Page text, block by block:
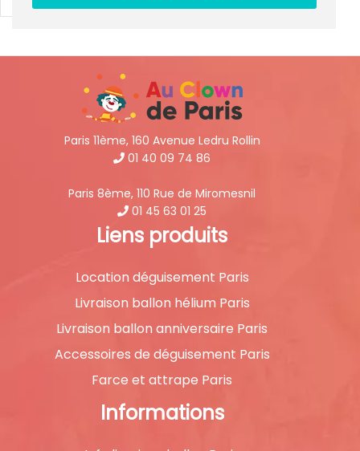
Paris 11ème, 160 Avenue Ledru Rollin
01 40 09 74 86
Paris 8ème, 110 Rue de Miromesnil
01 45 63 01 25
Liens produits
Location déguisement Paris
Livraison ballon hélium Paris
Livraison ballon anniversaire Paris
Accessoires de déguisement Paris
Farce et attrape Paris
Informations